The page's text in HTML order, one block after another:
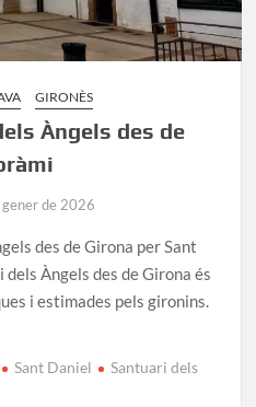
GIRONÈS
Àngels des de
de 2026
des de Girona per Sant
dels Àngels des de Girona és
i estimades pels gironins.
Sant Daniel
Santuari dels